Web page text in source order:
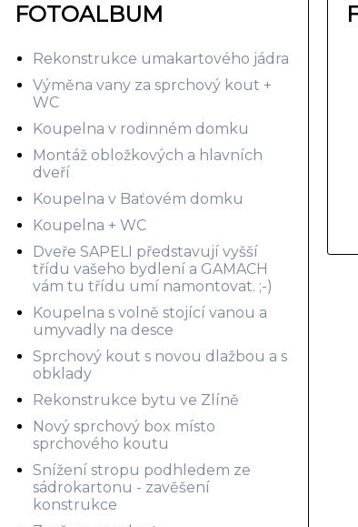
FOTOALBUM
Rekonstrukce umakartového jádra
Výměna vany za sprchový kout +
WC
Koupelna v rodinném domku
Montáž obložkových a hlavních
dveří
Koupelna v Baťovém domku
Koupelna + WC
Dveře SAPELI představují vyšší
třídu vašeho bydlení a GAMACH
vám tu třídu umí namontovat. ;-)
Koupelna s volně stojící vanou a
umyvadly na desce
Sprchový kout s novou dlažbou a s
obklady
Rekonstrukce bytu ve Zlíně
Nový sprchový box místo
sprchového koutu
Snížení stropu podhledem ze
sádrokartonu - zavěšení
konstrukce